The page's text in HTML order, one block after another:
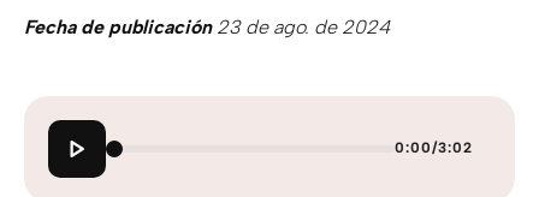
Fecha de publicación23 de ago. de 2024
0:00/3:02